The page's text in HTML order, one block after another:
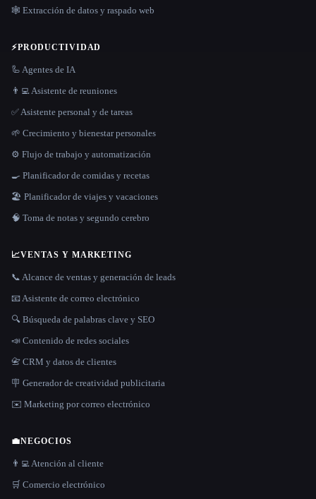
🕸️ Extracción de datos y raspado web
⚡PRODUCTIVIDAD
🦾 Agentes de IA
👨‍💻 Asistente de reuniones
✅ Asistente personal y de tareas
🌱 Crecimiento y bienestar personales
⚙️ Flujo de trabajo y automatización
🍳 Planificador de comidas y recetas
🏖 Planificador de viajes y vacaciones
🧠 Toma de notas y segundo cerebro
📈VENTAS Y MARKETING
📞 Alcance de ventas y generación de leads
📧 Asistente de correo electrónico
🔍 Búsqueda de palabras clave y SEO
📣 Contenido de redes sociales
📇 CRM y datos de clientes
🪧 Generador de creatividad publicitaria
✉️ Marketing por correo electrónico
💼NEGOCIOS
👨‍💻 Atención al cliente
🛒 Comercio electrónico